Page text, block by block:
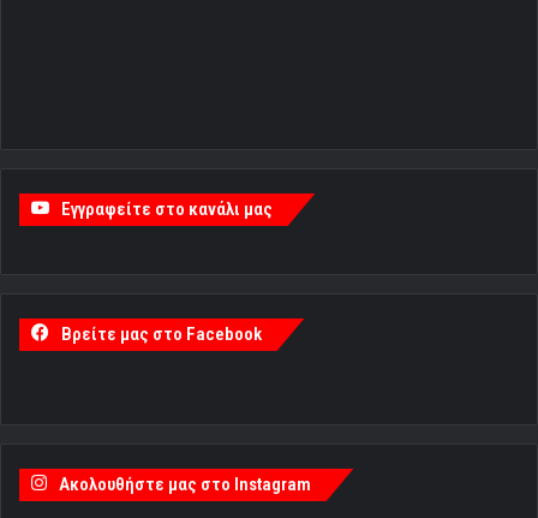
Εγγραφείτε στο κανάλι μας
Βρείτε μας στο Facebook
Ακολουθήστε μας στο Instagram